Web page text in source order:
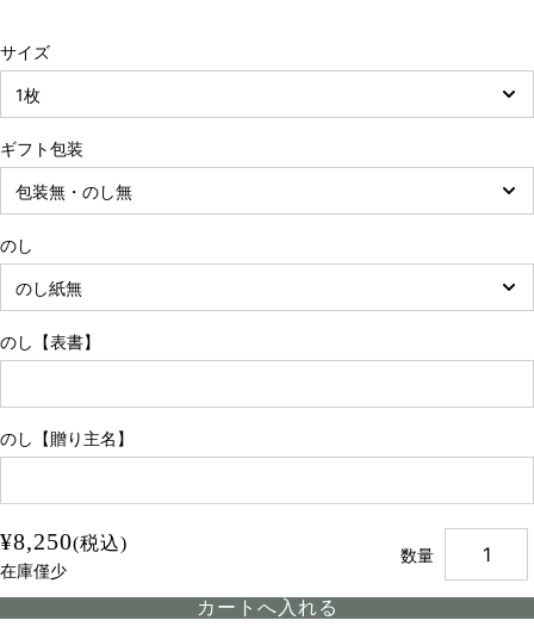
サイズ
ギフト包装
のし
のし【表書】
のし【贈り主名】
¥8,250(税込)
在庫僅少
数量